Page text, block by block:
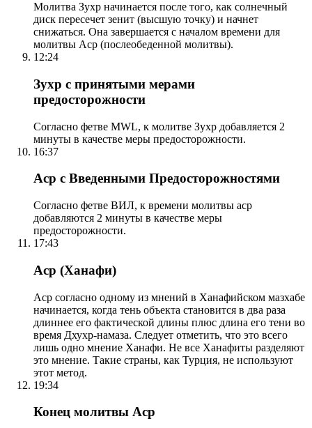
Молитва Зухр начинается после того, как солнечный
диск пересечет зенит (высшую точку) и начнет
снижаться. Она завершается с началом времени для
молитвы Аср (послеобеденной молитвы).
12:24
Зухр с принятыми мерами
предосторожности
Согласно фетве MWL, к молитве Зухр добавляется 2
минуты в качестве меры предосторожности.
16:37
Аср с Введенными Предосторожностями
Согласно фетве ВИЛ, к времени молитвы аср
добавляются 2 минуты в качестве меры
предосторожности.
17:43
Аср (Ханафи)
Аср согласно одному из мнений в Ханафийском мазхабе
начинается, когда тень объекта становится в два раза
длиннее его фактической длины плюс длина его тени во
время Дхухр-намаза. Следует отметить, что это всего
лишь одно мнение Ханафи. Не все Ханафиты разделяют
это мнение. Такие страны, как Турция, не используют
этот метод.
19:34
Конец молитвы Аср